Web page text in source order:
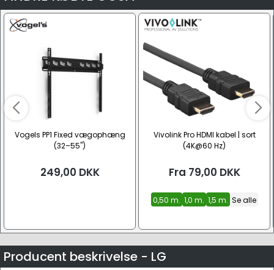
Vogels PP1 Fixed vægophæng
(32–55")
249,00 DKK
Vivolink Pro HDMI kabel | sort
(4K@60 Hz)
Fra 79,00 DKK
0,50 m. 1,0 m. 1,5 m. Se alle
Producent beskrivelse - LG